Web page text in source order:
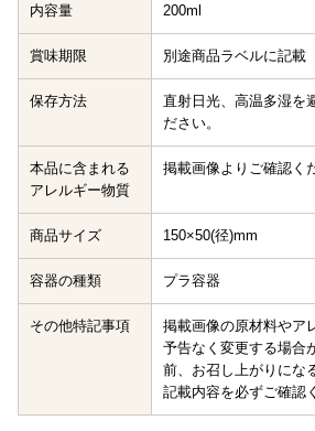
内容量 200ml
賞味期限 別途商品ラベルに記載
保存方法
直射日光、高温多湿を
ださい。
本品に含まれる
アレルギー物質
掲載画像よりご確認く
商品サイズ 150×50(径)mm
容器の種類 プラ容器
その他特記事項
掲載画像の原材料やア
予告なく変更する場合
前、お召し上がりにな
記載内容を必ずご確認